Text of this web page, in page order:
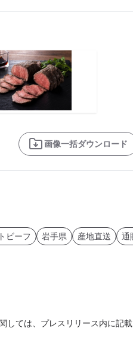
画像一括ダウンロード
ビーフ 岩手県 産地直送 通
しては、プレスリリース内に記